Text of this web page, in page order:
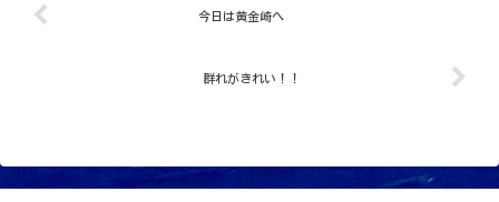
今日は黄金崎へ
群れがきれい！！